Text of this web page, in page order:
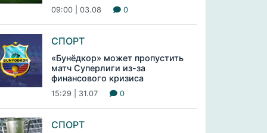
09:00 | 03.08 0
СПОРТ
«Бунёдкор» может пропустить
матч Суперлиги из-за
финансового кризиса
15:29 | 31.07 0
СПОРТ